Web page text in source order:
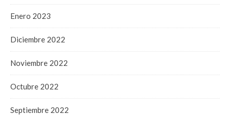
Enero 2023
Diciembre 2022
Noviembre 2022
Octubre 2022
Septiembre 2022